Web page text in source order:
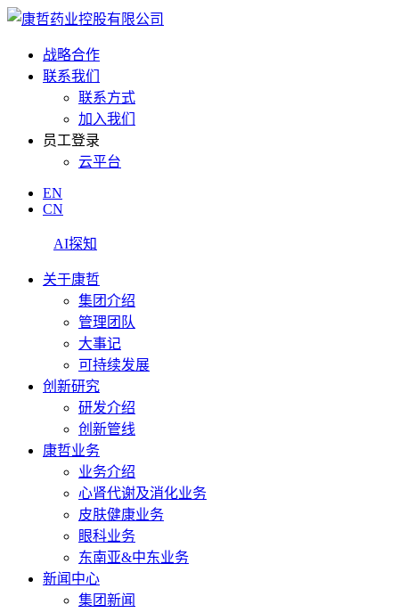
战略合作
联系我们
联系方式
加入我们
员工登录
云平台
EN
CN
AI探知
关于康哲
集团介绍
管理团队
大事记
可持续发展
创新研究
研发介绍
创新管线
康哲业务
业务介绍
心肾代谢及消化业务
皮肤健康业务
眼科业务
东南亚&中东业务
新闻中心
集团新闻